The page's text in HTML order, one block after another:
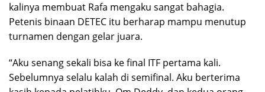
kalinya membuat Rafa mengaku sangat bahagia.
Petenis binaan DETEC itu berharap mampu menutup
turnamen dengan gelar juara.
“Aku senang sekali bisa ke final ITF pertama kali.
Sebelumnya selalu kalah di semifinal. Aku berterima